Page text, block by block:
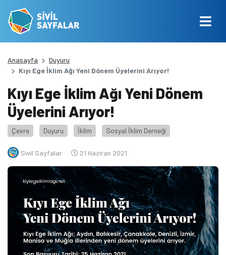
Anasayfa
Duyuru
Kıyı Ege İklim Ağı Yeni Dönem Üyelerini Arıyor!
Kıyı Ege İklim Ağı Yeni Dönem
Üyelerini Arıyor!
Çevre Duyuru İklim Sosyal İklim Derneği
Sivil Sayfalar 21 Haziran 2021